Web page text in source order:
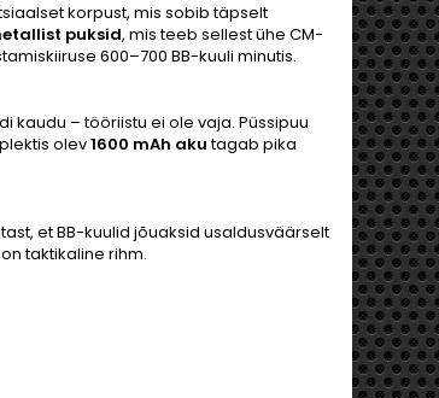
korpust, mis sobib täpselt
puksid, mis teeb sellest ühe CM-
600–700 BB-kuuli minutis.
– tööriistu ei ole vaja. Püssipuu
olev1600 mAh akutagab pika
et BB-kuulid jõuaksid usaldusväärselt
taktikaline rihm.